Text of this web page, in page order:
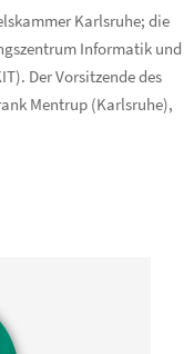
Karlsruhe; die
Informatik und
Der Vorsitzende des
Mentrup (Karlsruhe),